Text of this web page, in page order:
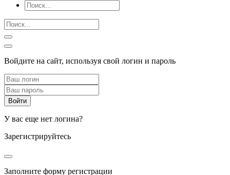
Войдите на сайт, используя свой логин и пароль
У вас еще нет логина?
Зарегистрируйтесь
Заполните форму регистрации